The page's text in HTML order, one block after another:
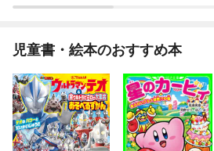
児童書・絵本のおすすめ本